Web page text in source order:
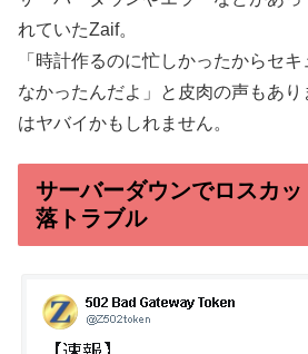
れていたZaif。
「時計作るのに忙しかったからセ
なかったんだよ」と皮肉の声もあり
はヤバイかもしれません。
サーバーダウンでロスカ
落トラブル